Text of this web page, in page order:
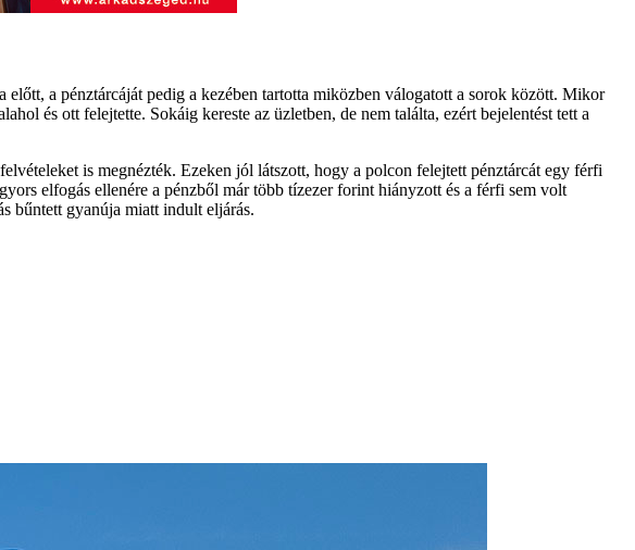
a pénztárcáját pedig a kezében tartotta miközben válogatott a sorok között. Mikor
és ott felejtette. Sokáig kereste az üzletben, de nem találta, ezért bejelentést tett a
is megnézték. Ezeken jól látszott, hogy a polcon felejtett pénztárcát egy férfi
elfogás ellenére a pénzből már több tízezer forint hiányzott és a férfi sem volt
bűntett gyanúja miatt indult eljárás.